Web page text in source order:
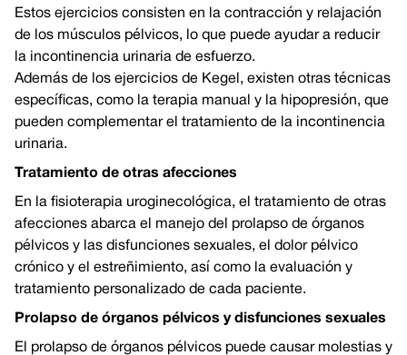
Estos ejercicios consisten en la contracción y relajación
de los músculos pélvicos, lo que puede ayudar a reducir
la incontinencia urinaria de esfuerzo.
Además de los ejercicios de Kegel, existen otras técnicas
específicas, como la terapia manual y la hipopresión, que
pueden complementar el tratamiento de la incontinencia
urinaria.
Tratamiento de otras afecciones
En la fisioterapia uroginecológica, el tratamiento de otras
afecciones abarca el manejo del prolapso de órganos
pélvicos y las disfunciones sexuales, el dolor pélvico
crónico y el estreñimiento, así como la evaluación y
tratamiento personalizado de cada paciente.
Prolapso de órganos pélvicos y disfunciones sexuales
El prolapso de órganos pélvicos puede causar molestias y